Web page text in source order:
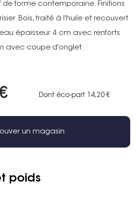
de forme contemporaine. Finitions
Bois, traité à l'huile et recouvert
épaisseur 4 cm avec renforts
avec coupe d'onglet.
Dont éco-part 14,20 €
un magasin
poids